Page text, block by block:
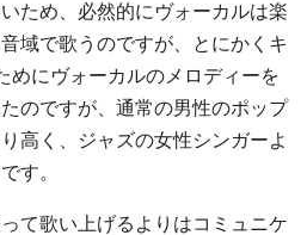
ため、必然的にヴォーカルは楽
域で歌うのですが、とにかくキ
めにヴォーカルのメロディーを
のですが、通常の男性のポップ
高く、ジャズの女性シンガーよ
す。
て歌い上げるよりはコミュニケ